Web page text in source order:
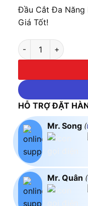
Đầu Cắt Đa Năng
Giá Tốt!
Đầu Cắt Đa Năng
HỖ TRỢ ĐẶT
Mr. Song (
Mr. Quân (